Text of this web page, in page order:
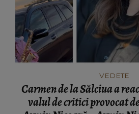
VEDETE
Carmen de la Sălciua a
valul de critici provocat